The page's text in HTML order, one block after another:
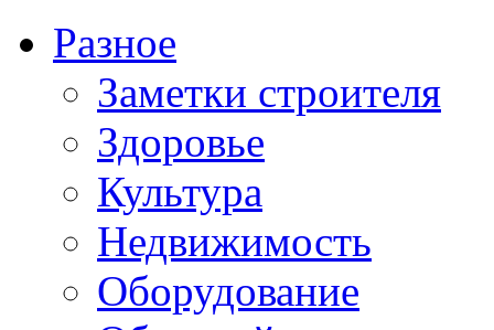
Разное
Заметки строителя
Здоровье
Культура
Недвижимость
Оборудование